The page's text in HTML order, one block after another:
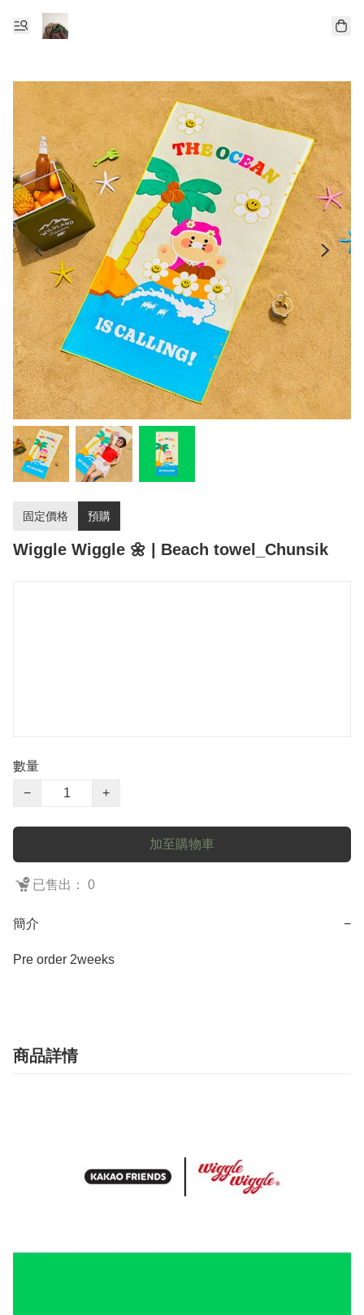
固定價格 預購
Wiggle Wiggle 🌼 | Beach towel_Chunsik
數量
−
+
加至購物車
已售出： 0
簡介 −
Pre order 2weeks
商品詳情